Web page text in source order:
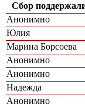
Сбор
Анонимно
Юлия
Марина Борсоева
Анонимно
Анонимно
Надежда
Анонимно